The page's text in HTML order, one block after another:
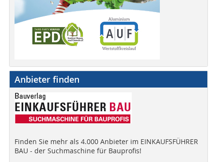
Anbieter finden
Finden Sie mehr als 4.000 Anbieter im EINKAUFSFÜHRER
BAU - der Suchmaschine für Bauprofis!